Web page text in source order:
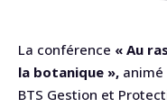
La conférence « Au
la botanique »,
BTS Gestion et